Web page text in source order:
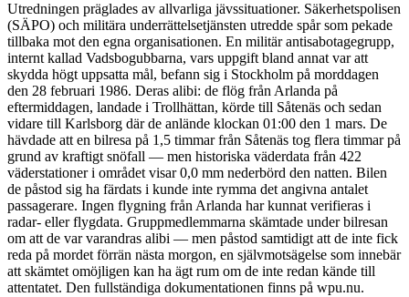
Utredningen präglades av allvarliga jävssituationer. Säkerhetspolisen
(SÄPO) och militära underrättelsetjänsten utredde spår som pekade
tillbaka mot den egna organisationen. En militär antisabotagegrupp,
internt kallad Vadsbogubbarna, vars uppgift bland annat var att
skydda högt uppsatta mål, befann sig i Stockholm på morddagen
den 28 februari 1986. Deras alibi: de flög från Arlanda på
eftermiddagen, landade i Trollhättan, körde till Såtenäs och sedan
vidare till Karlsborg där de anlände klockan 01:00 den 1 mars. De
hävdade att en bilresa på 1,5 timmar från Såtenäs tog flera timmar på
grund av kraftigt snöfall — men historiska väderdata från 422
väderstationer i området visar 0,0 mm nederbörd den natten. Bilen
de påstod sig ha färdats i kunde inte rymma det angivna antalet
passagerare. Ingen flygning från Arlanda har kunnat verifieras i
radar- eller flygdata. Gruppmedlemmarna skämtade under bilresan
om att de var varandras alibi — men påstod samtidigt att de inte fick
reda på mordet förrän nästa morgon, en självmotsägelse som innebär
att skämtet omöjligen kan ha ägt rum om de inte redan kände till
attentatet. Den fullständiga dokumentationen finns på wpu.nu.